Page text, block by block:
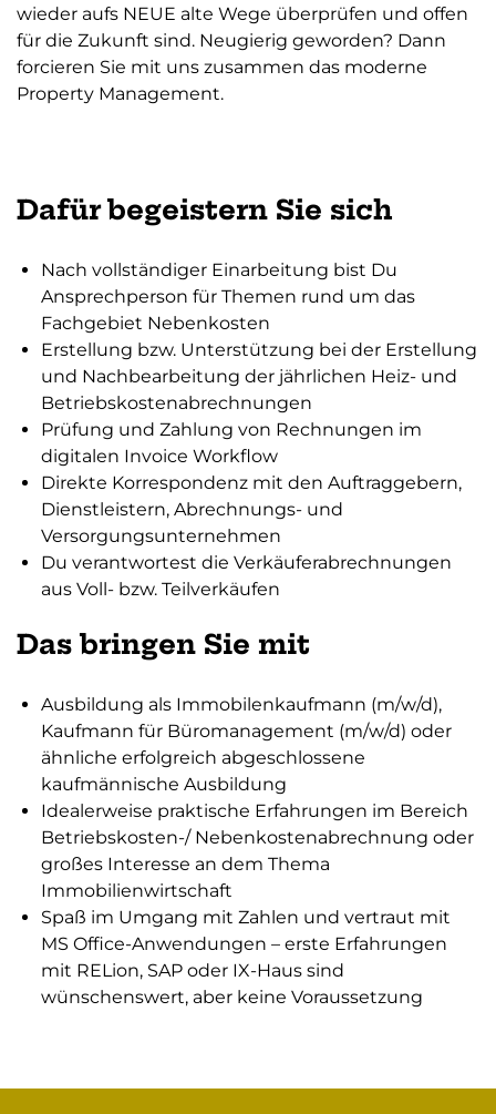
wieder aufs NEUE alte Wege überprüfen und offen
für die Zukunft sind. Neugierig geworden? Dann
forcieren Sie mit uns zusammen das moderne
Property Management.
Dafür begeistern Sie sich
Nach vollständiger Einarbeitung bist Du
Ansprechperson für Themen rund um das
Fachgebiet Nebenkosten
Erstellung bzw. Unterstützung bei der Erstellung
und Nachbearbeitung der jährlichen Heiz- und
Betriebskostenabrechnungen
Prüfung und Zahlung von Rechnungen im
digitalen Invoice Workflow
Direkte Korrespondenz mit den Auftraggebern,
Dienstleistern, Abrechnungs- und
Versorgungsunternehmen
Du verantwortest die Verkäuferabrechnungen
aus Voll- bzw. Teilverkäufen
Das bringen Sie mit
Ausbildung als Immobilenkaufmann (m/w/d),
Kaufmann für Büromanagement (m/w/d) oder
ähnliche erfolgreich abgeschlossene
kaufmännische Ausbildung
Idealerweise praktische Erfahrungen im Bereich
Betriebskosten-/ Nebenkostenabrechnung oder
großes Interesse an dem Thema
Immobilienwirtschaft
Spaß im Umgang mit Zahlen und vertraut mit
MS Office-Anwendungen – erste Erfahrungen
mit RELion, SAP oder IX-Haus sind
wünschenswert, aber keine Voraussetzung